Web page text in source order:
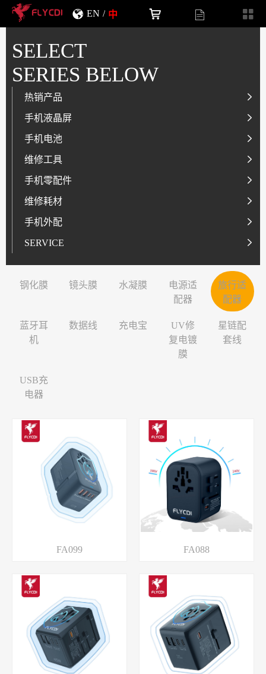
EN / 中
SELECT
SERIES BELOW
热销产品
LCD液晶屏系列
电池系列
手机液晶屏
IP系列
SAM系列
OP/RLM系列
HW/HON系列
INF/TN/IT系列
MI/RM系列
VI系列
1+系列
PN系列
GN系列
NK系列
手机电池
IP系列
OP/RLM系列
SAM系列
HW/HON系列
MI/RM 系列
VI系列
INF/TN/IT-系列
维修工具
测试盒
螺丝刀
钢化膜智能存储柜
玻璃酒精瓶
拆机片
防滑垫
贴膜卡片
烧焊维修垫
超声波清洗机
电池激活检测板
拉力起屏器
加热拆屏宝
吹尘球
电动打磨笔
主板夹具
899真空分离机
G09波形电流表
显微镜专用弯头风枪嘴
手机零配件
排线类
摄像头类
其他配件
盖板+OCA
维修耗材
锡浆
胶水
锡线
清洗剂
烙铁头
无尘布
吸锡带
发热芯
银丝飞线
金刚丝
纳米海绵
烙铁头复活膏
电池修复排线
摄像镜头除尘棒
纳米导电银浆
手机外配
钢化膜
镜头膜
水凝膜
旅行适配器
蓝牙耳机
充电宝
星链配套线
USB充电器
SERVICE
S-Series
O/RLM-Series
X/RM-Series
钢化膜 镜头膜 水凝膜
电源适
配器
旅行适
配器
蓝牙耳
机
数据线 充电宝
UV修
复电镀
膜
星链配
套线
USB充
电器
FA099 FA088